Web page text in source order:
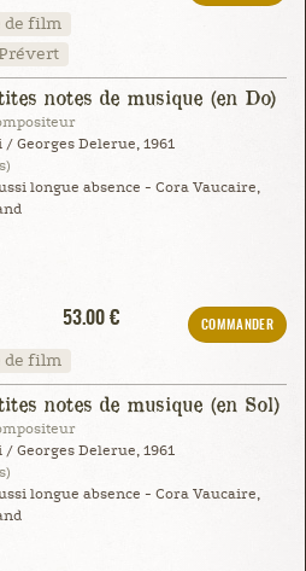
de film
notes de musique (en Do)
Georges Delerue, 1961
longue absence - Cora Vaucaire,
53.00 €
COMMANDER
de film
notes de musique (en Sol)
Georges Delerue, 1961
longue absence - Cora Vaucaire,